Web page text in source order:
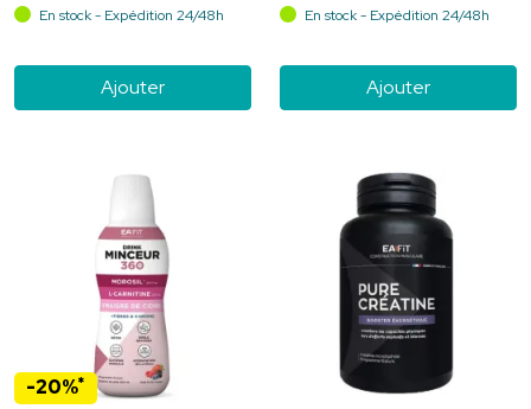
En stock - Expédition 24/48h
Ajouter
En stock - Expédition 24/48h
Ajouter
-20%*